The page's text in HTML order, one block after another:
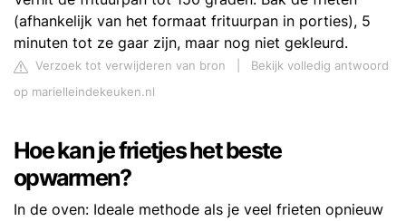
(afhankelijk van het formaat frituurpan in porties), 5
minuten tot ze gaar zijn, maar nog niet gekleurd.
Verzoek tot verwijderen van bron
Bekijk volledig antwoord
op marielleindekeuken.nl
Hoe kan je frietjes het beste
opwarmen?
In de oven: Ideale methode als je veel frieten opnieuw